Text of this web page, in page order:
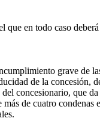
que en todo caso
grave de
de la concesión,
concesionario, que
de cuatro